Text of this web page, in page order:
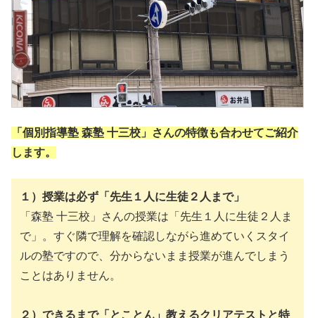
「個別指導塾 森塾 十三校」さんの特徴も合わせてご紹介
します。
１）授業は必ず「先生１人に生徒２人まで」
「森塾 十三校」さんの授業は「先生１人に生徒２人ま
で」。すぐ隣で理解を確認しながら進めていくスタイ
ルの塾ですので、分からないまま授業が進んでしまう
ことはありません。
２）できるまで「とことん」教えるクリアテストと特